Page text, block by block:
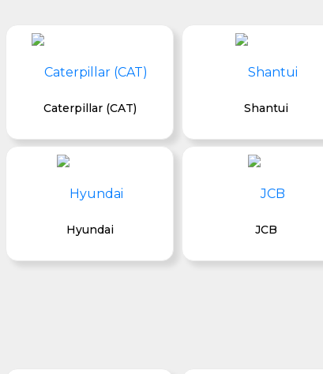
Caterpillar (CAT) Shantui
Hyundai JCB